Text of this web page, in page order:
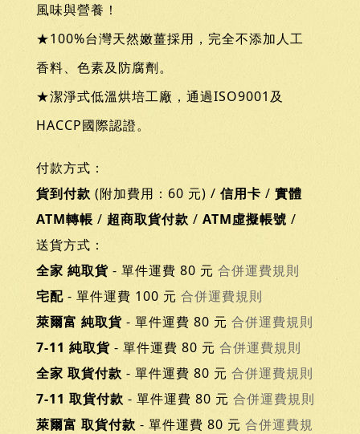
風味與營養！
★100%台灣天然嫩薑採用，完全不添加人工
香料、色素及防腐劑。
★潔淨式低溫烘培工廠，通過ISO9001及
HACCP國際認證。
付款方式：
貨到付款 (附加費用：60 元) / 信用卡 / 實體
ATM轉帳 / 超商取貨付款 / ATM虛擬帳號 /
送貨方式：
全家 純取貨 - 單件運費 80 元 合併運費規則
宅配 - 單件運費 100 元 合併運費規則
萊爾富 純取貨 - 單件運費 80 元 合併運費規則
7-11 純取貨 - 單件運費 80 元 合併運費規則
全家 取貨付款 - 單件運費 80 元 合併運費規則
7-11 取貨付款 - 單件運費 80 元 合併運費規則
萊爾富 取貨付款 - 單件運費 80 元 合併運費規